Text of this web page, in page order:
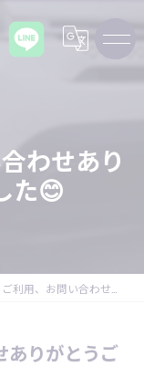
わせあり
た😊
お問い合わせありがとうございました😊
ありがとうご